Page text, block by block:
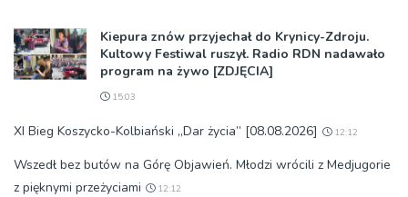
Kiepura znów przyjechał do Krynicy-Zdroju.
Kultowy Festiwal ruszył. Radio RDN nadawało
program na żywo [ZDJĘCIA]
15:03
XI Bieg Koszycko-Kolbiański „Dar życia” [08.08.2026] 12:12
Wszedł bez butów na Górę Objawień. Młodzi wrócili z Medjugorie
z pięknymi przeżyciami
12:12